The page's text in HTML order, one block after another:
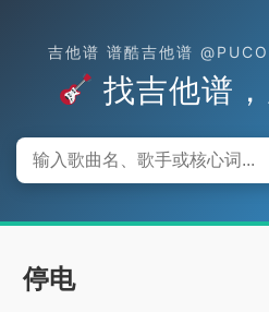
吉他谱 谱酷吉他谱
找吉他谱
停电